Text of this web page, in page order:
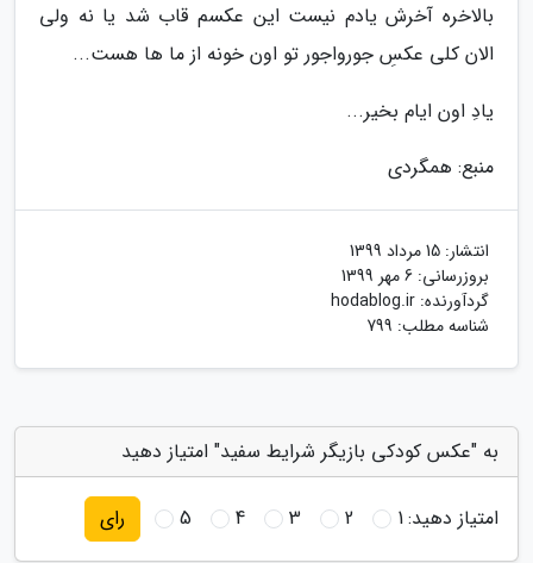
بالاخره آخرش یادم نیست این عکسم قاب شد یا نه ولی
الان کلی عکسِ جورواجور تو اون خونه از ما ها هست...
یادِ اون ایام بخیر...
منبع: همگردی
انتشار: 15 مرداد 1399
بروزرسانی: 6 مهر 1399
گردآورنده: hodablog.ir
شناسه مطلب: 799
به "عکس کودکی بازیگر شرایط سفید" امتیاز دهید
امتیاز دهید:1
2
3
4
5 رای